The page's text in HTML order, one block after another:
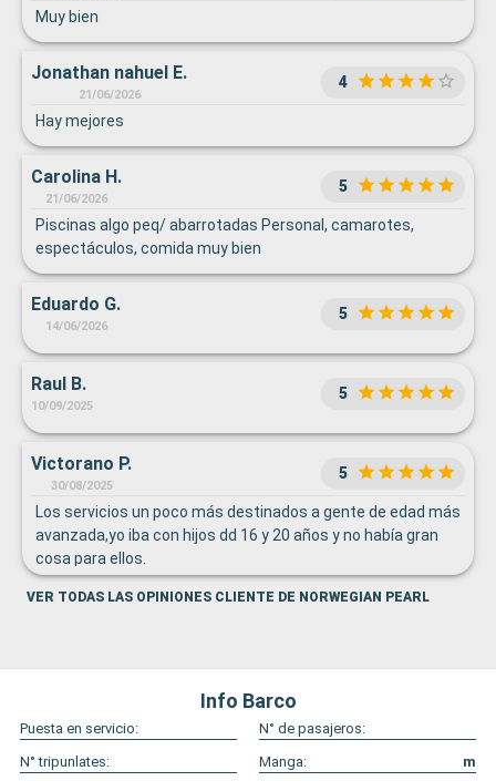
Muy bien
Jonathan nahuel E.
21/06/2026
4
Hay mejores
Carolina H.
21/06/2026
5
Piscinas algo peq/ abarrotadas Personal, camarotes,
espectáculos, comida muy bien
Eduardo G.
14/06/2026
5
Raul B.
10/09/2025
5
Victorano P.
30/08/2025
5
Los servicios un poco más destinados a gente de edad más
avanzada,yo iba con hijos dd 16 y 20 años y no había gran
cosa para ellos.
VER TODAS LAS OPINIONES CLIENTE DE NORWEGIAN PEARL
Info Barco
Puesta en servicio:
N° de pasajeros:
N° tripunlates:
Manga: m